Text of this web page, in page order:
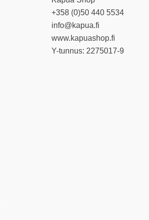
+358 (0)50 440 5534
info@kapua.fi
www.kapuashop.fi
Y-tunnus: 2275017-9